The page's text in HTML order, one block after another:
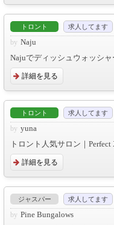
トロント 求人してます
Naju
Najuでディッシュウォッシャ
詳細を見る
トロント 求人してます
yuna
トロント人気サロン｜
詳細を見る
ジャスパー 求人してます
Pine Bungalows